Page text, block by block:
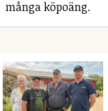
många köpoäng.